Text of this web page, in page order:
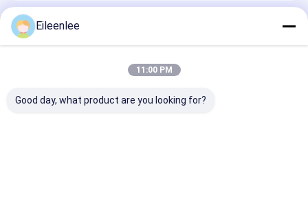
Produits Recommandés
Eileenlee
11:00 PM
Good day, what product are you looking for?